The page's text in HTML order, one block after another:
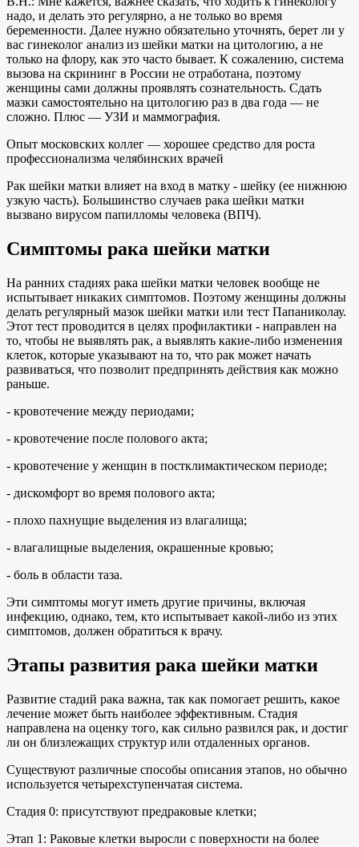
надо, и делать это регулярно, а не только во время
беременности. Далее нужно обязательно уточнять, берет ли у
вас гинеколог анализ из шейки матки на цитологию, а не
только на флору, как это часто бывает. К сожалению, система
вызова на скрининг в России не отработана, поэтому
женщины сами должны проявлять сознательность. Сдать
мазки самостоятельно на цитологию раз в два года — не
сложно. Плюс — УЗИ и маммография.
Опыт московских коллег — хорошее средство для роста
профессионализма челябинских врачей
Рак шейки матки влияет на вход в матку - шейку (ее нижнюю
узкую часть). Большинство случаев рака шейки матки
вызвано вирусом папилломы человека (ВПЧ).
Симптомы рака шейки матки
На ранних стадиях рака шейки матки человек вообще не
испытывает никаких симптомов. Поэтому женщины должны
делать регулярный мазок шейки матки или тест Папаниколау.
Этот тест проводится в целях профилактики - направлен на
то, чтобы не выявлять рак, а выявлять какие-либо изменения
клеток, которые указывают на то, что рак может начать
развиваться, что позволит предпринять действия как можно
раньше.
- кровотечение между периодами;
- кровотечение после полового акта;
- кровотечение у женщин в постклимактическом периоде;
- дискомфорт во время полового акта;
- плохо пахнущие выделения из влагалища;
- влагалищные выделения, окрашенные кровью;
- боль в области таза.
Эти симптомы могут иметь другие причины, включая
инфекцию, однако, тем, кто испытывает какой-либо из этих
симптомов, должен обратиться к врачу.
Этапы развития рака шейки матки
Развитие стадий рака важна, так как помогает решить, какое
лечение может быть наиболее эффективным. Стадия
направлена на оценку того, как сильно развился рак, и достиг
ли он близлежащих структур или отдаленных органов.
Существуют различные способы описания этапов, но обычно
используется четырехступенчатая система.
Стадия 0: присутствуют предраковые клетки;
Этап 1: Раковые клетки выросли с поверхности на более